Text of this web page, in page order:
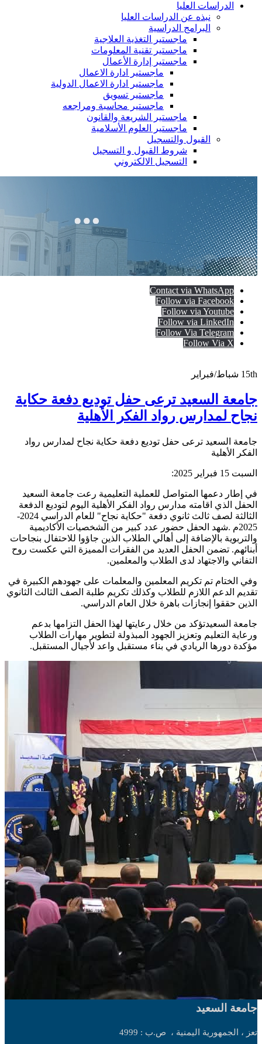
الدراسات العليا
نبذه عن الدراسات العليا
البرامج الدراسية
ماجستير التغذية العلاجية
ماجستير تقنية المعلومات
ماجستير إدارة الأعمال
ماجستير ادارة الاعمال
ماجستير ادارة الاعمال الدولية
ماجستير تسويق
ماجستير محاسبة ومراجعه
ماجستير الشريعة والقانون
ماجستير العلوم الأسلامية
القبول والتسجيل
شروط القبول و التسجيل
التسجيل الالكتروني
Contact via WhatsApp
Follow via Facebook
Follow via Youtube
Follow via LinkedIn
Follow Via Telegram
Follow Via X
15th شباط/فبراير
جامعة السعيد ترعى حفل توديع دفعة حكاية
نجاح لمدارس رواد الفكر الأهلية
جامعة السعيد ترعى حفل توديع دفعة حكاية نجاح لمدارس رواد
الفكر الأهلية
السبت 15 فبراير 2025:
في إطار دعمها المتواصل للعملية التعليمية رعت جامعة السعيد
الحفل الذي اقامته مدارس رواد الفكر الأهلية اليوم لتوديع الدفعة
الثالثة لصف ثالث ثانوي دفعة "حكاية نجاح" للعام الدراسي 2024-
2025م .شهد الحفل حضور عدد كبير من الشخصيات الأكاديمية
والتربوية بالإضافة إلى أهالي الطلاب الذين جاؤوا للاحتفال بنجاحات
أبنائهم. تضمن الحفل العديد من الفقرات المميزة التي عكست روح
التفاني والاجتهاد لدى الطلاب والمعلمين.
وفي الختام تم تكريم المعلمين والمعلمات على جهودهم الكبيرة في
تقديم الدعم اللازم للطلاب وكذلك تكريم طلبة الصف الثالث الثانوي
الذين حققوا إنجازات باهرة خلال العام الدراسي.
جامعة السعيدتؤكد من خلال رعايتها لهذا الحفل التزامها بدعم
ورعاية التعليم وتعزيز الجهود المبذولة لتطوير مهارات الطلاب
مؤكدة دورها الريادي في بناء مستقبل واعد لأجيال المستقبل.
جامعة السعيد
تعز ، الجمهورية اليمنية ، ص.ب : 4999